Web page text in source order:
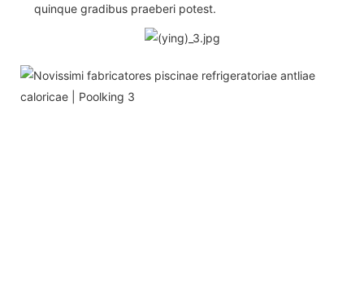
quinque gradibus praeberi potest.